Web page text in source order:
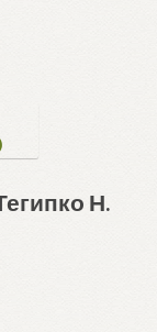
Н.